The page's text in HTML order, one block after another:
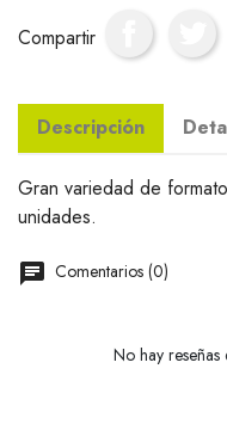
Compartir
Descripción
Gran variedad de
unidades.
Comentarios (0)
No hay reseñas